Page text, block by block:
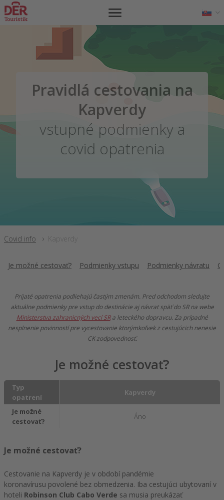
Pravidlá cestovania na
Kapverdy
vstupné podmienky a
covid opatrenia
Covid info Kapverdy
Je možné cestovať? Podmienky vstupu Podmienky návratu
Prijaté opatrenia podliehajú častým zmenám. Pred odchodom sledujte
aktuálne podmienky pre vstup do destinácie aj návrat späť do SR na webe
Ministerstva zahranicných vecí SRa leteckého dopravcu. Za prípadné
nesplnenie povinností pre vycestovanie ktorýmkoľvek z cestujúcich nenesie
CK zodpovednosť.
Je možné cestovať?
Je možné cestovať?
Cestovanie na Kapverdy je v období pandémie
koronavírusu povolené bez obmedzenia. Iba cestujúci ubytovaní v
hoteli Robinson Club Cabo Verde sa musia preukázať
Typ
opatrení
Kapverdy
Je možné
cestovať?
Áno